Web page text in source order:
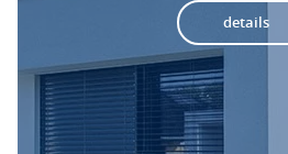
details